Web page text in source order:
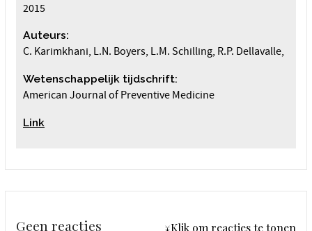
2015
Auteurs:
C. Karimkhani, L.N. Boyers, L.M. Schilling, R.P. Dellavalle,
Wetenschappelijk tijdschrift:
American Journal of Preventive Medicine
Link
Geen reacties ↓Klik om reacties te tonen